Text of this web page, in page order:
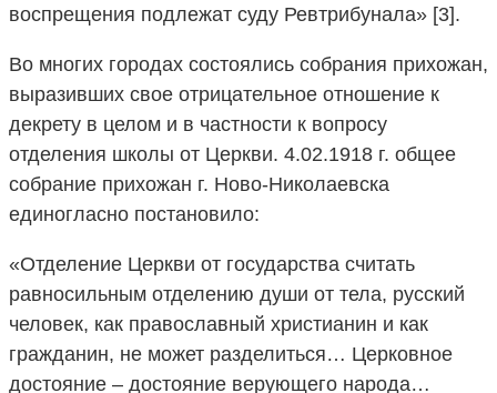
воспрещения подлежат суду Ревтрибунала» [3].
Во многих городах состоялись собрания прихожан,
выразивших свое отрицательное отношение к
декрету в целом и в частности к вопросу
отделения школы от Церкви. 4.02.1918 г. общее
собрание прихожан г. Ново-Николаевска
единогласно постановило:
«Отделение Церкви от государства считать
равносильным отделению души от тела, русский
человек, как православный христианин и как
гражданин, не может разделиться… Церковное
достояние – достояние верующего народа…